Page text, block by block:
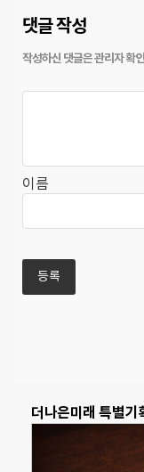
댓글 작성
이름
더나은미래 특별기